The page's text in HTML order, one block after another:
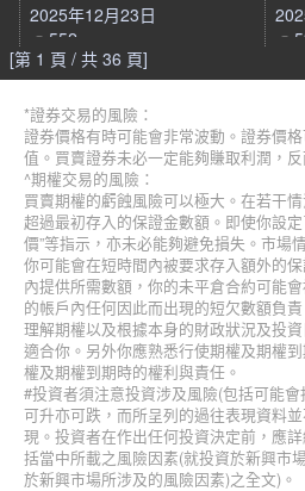
2025年12月23日
552
[第 1 頁 / 共 36 頁]
*證券交易的風險：
證券價格有時可能會非常波動。證券價
值。買賣證券未必一定能夠賺取利潤，
^期權交易的風險：
買賣期權的虧蝕風險可以極大。在若干
超過最初存入的保證金數額。即使你設定
價”等指示，亦未必能夠避免損失。市場
你可能會在短時間內被要求存入額外的
內提供所需數額，你的未平倉合約可能
的帳戶內任何因此而出現的短欠數額負
理解期權以及根據本身的財政狀況及投
適合你。另外你應熟悉行使期權及期權
權及期權到期時的權利與責任。
#投資者須注意投資涉及風險(包括可能
可升亦可跌，而所呈列的過往表現資料
現。投資者在作出任何投資決定前，應
括當中所載之風險因素(就投資於新興市
於新興市場所涉及的風險因素)之全文)。